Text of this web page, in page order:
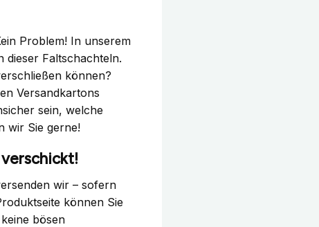
Problem! In unserem
dieser Faltschachteln.
können?
Versandkartons
sein, welche
wir Sie gerne!
wir – sofern
können Sie
bösen